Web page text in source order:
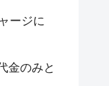
ージに
金のみと